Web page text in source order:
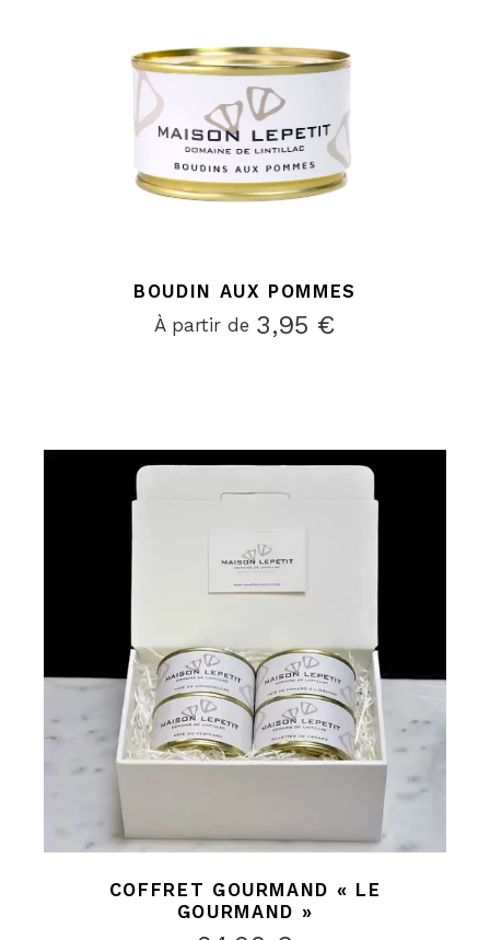
BOUDIN AUX POMMES
À partir de 3,95 €
COFFRET GOURMAND « LE
GOURMAND »